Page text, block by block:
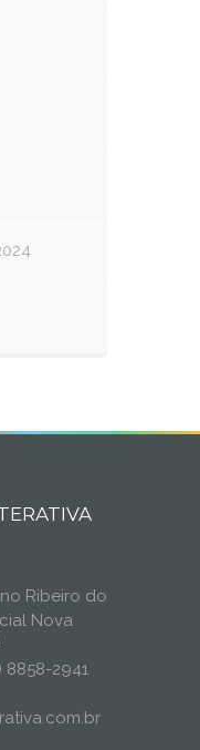
Ribeiro do
Nova
8858-2941